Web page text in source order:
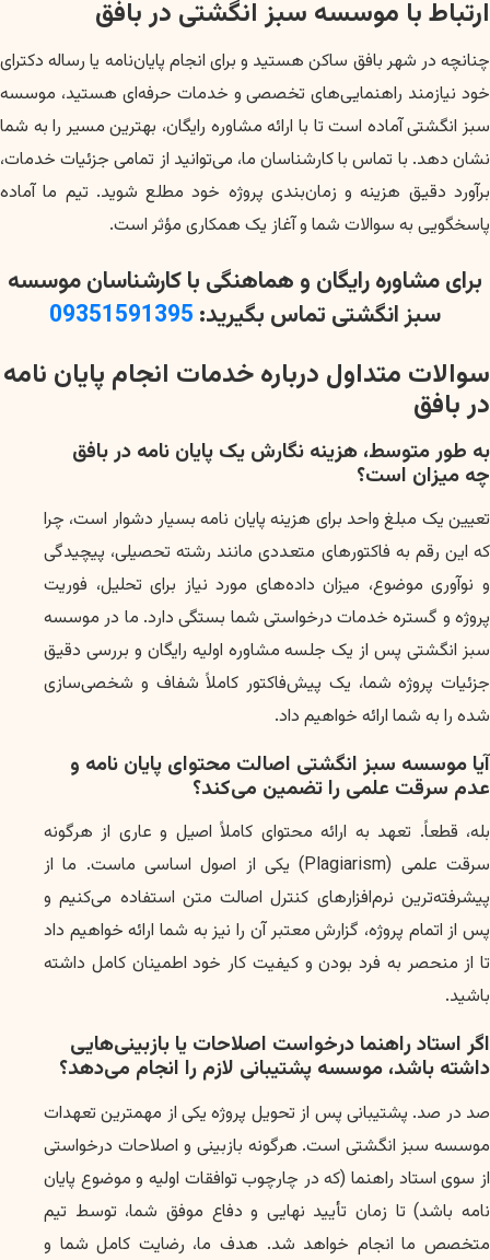
ارتباط با موسسه سبز انگشتی در بافق
چنانچه در شهر بافق ساکن هستید و برای انجام پایان‌نامه یا رساله دکترای
خود نیازمند راهنمایی‌های تخصصی و خدمات حرفه‌ای هستید، موسسه
سبز انگشتی آماده است تا با ارائه مشاوره رایگان، بهترین مسیر را به شما
نشان دهد. با تماس با کارشناسان ما، می‌توانید از تمامی جزئیات خدمات،
برآورد دقیق هزینه و زمان‌بندی پروژه خود مطلع شوید. تیم ما آماده
پاسخگویی به سوالات شما و آغاز یک همکاری مؤثر است.
برای مشاوره رایگان و هماهنگی با کارشناسان موسسه
سبز انگشتی تماس بگیرید: 09351591395
سوالات متداول درباره خدمات انجام پایان نامه
در بافق
به طور متوسط، هزینه نگارش یک پایان نامه در بافق
چه میزان است؟
تعیین یک مبلغ واحد برای هزینه پایان نامه بسیار دشوار است، چرا
که این رقم به فاکتورهای متعددی مانند رشته تحصیلی، پیچیدگی
و نوآوری موضوع، میزان داده‌های مورد نیاز برای تحلیل، فوریت
پروژه و گستره خدمات درخواستی شما بستگی دارد. ما در موسسه
سبز انگشتی پس از یک جلسه مشاوره اولیه رایگان و بررسی دقیق
جزئیات پروژه شما، یک پیش‌فاکتور کاملاً شفاف و شخصی‌سازی
شده را به شما ارائه خواهیم داد.
آیا موسسه سبز انگشتی اصالت محتوای پایان نامه و
عدم سرقت علمی را تضمین می‌کند؟
بله، قطعاً. تعهد به ارائه محتوای کاملاً اصیل و عاری از هرگونه
سرقت علمی (Plagiarism) یکی از اصول اساسی ماست. ما از
پیشرفته‌ترین نرم‌افزارهای کنترل اصالت متن استفاده می‌کنیم و
پس از اتمام پروژه، گزارش معتبر آن را نیز به شما ارائه خواهیم داد
تا از منحصر به فرد بودن و کیفیت کار خود اطمینان کامل داشته
باشید.
اگر استاد راهنما درخواست اصلاحات یا بازبینی‌هایی
داشته باشد، موسسه پشتیبانی لازم را انجام می‌دهد؟
صد در صد. پشتیبانی پس از تحویل پروژه یکی از مهمترین تعهدات
موسسه سبز انگشتی است. هرگونه بازبینی و اصلاحات درخواستی
از سوی استاد راهنما (که در چارچوب توافقات اولیه و موضوع پایان
نامه باشد) تا زمان تأیید نهایی و دفاع موفق شما، توسط تیم
متخصص ما انجام خواهد شد. هدف ما، رضایت کامل شما و